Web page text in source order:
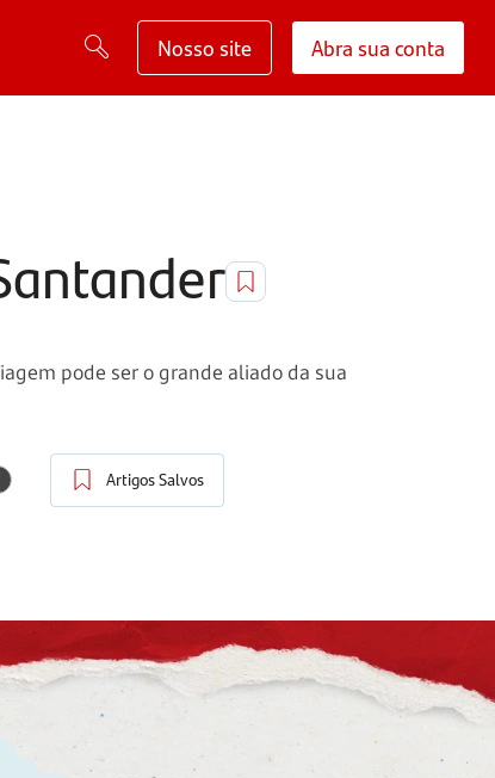
Nosso site Abra sua conta
pode ser o grande aliado da sua
Artigos Salvos